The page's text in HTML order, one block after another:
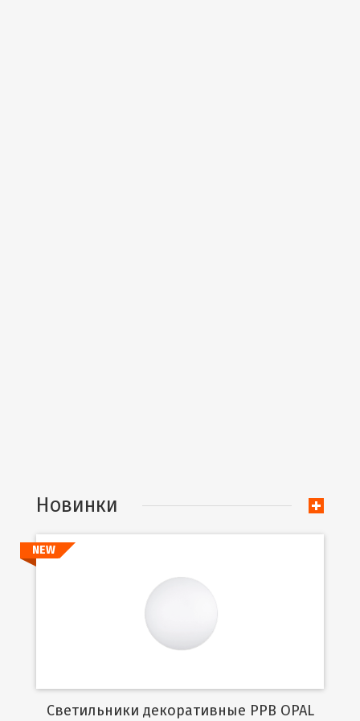
Новинки
NEW
Cветильники декоративные PPB OPAL